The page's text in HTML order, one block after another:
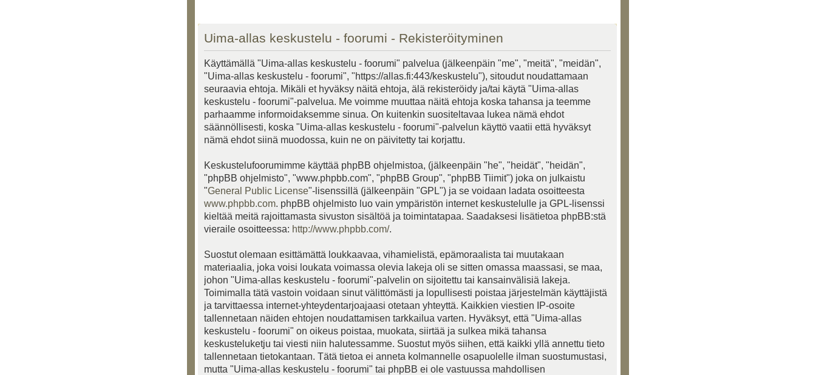
Uima-allas keskustelu - foorumi - Rekisteröityminen
Käyttämällä "Uima-allas keskustelu - foorumi" palvelua (jälkeenpäin "me", "meitä", "meidän",
"Uima-allas keskustelu - foorumi", "https://allas.fi:443/keskustelu"), sitoudut noudattamaan
seuraavia ehtoja. Mikäli et hyväksy näitä ehtoja, älä rekisteröidy ja/tai käytä "Uima-allas
keskustelu - foorumi"-palvelua. Me voimme muuttaa näitä ehtoja koska tahansa ja teemme
parhaamme informoidaksemme sinua. On kuitenkin suositeltavaa lukea nämä ehdot
säännöllisesti, koska "Uima-allas keskustelu - foorumi"-palvelun käyttö vaatii että hyväksyt
nämä ehdot siinä muodossa, kuin ne on päivitetty tai korjattu.
Keskustelufoorumimme käyttää phpBB ohjelmistoa, (jälkeenpäin "he", "heidät", "heidän",
"phpBB ohjelmisto", "www.phpbb.com", "phpBB Group", "phpBB Tiimit") joka on julkaistu
"General Public License"-lisenssillä (jälkeenpäin "GPL") ja se voidaan ladata osoitteesta
www.phpbb.com. phpBB ohjelmisto luo vain ympäristön internet keskustelulle ja GPL-lisenssi
kieltää meitä rajoittamasta sivuston sisältöä ja toimintatapaa. Saadaksesi lisätietoa phpBB:stä
vieraile osoitteessa: http://www.phpbb.com/.
Suostut olemaan esittämättä loukkaavaa, vihamielistä, epämoraalista tai muutakaan
materiaalia, joka voisi loukata voimassa olevia lakeja oli se sitten omassa maassasi, se maa,
johon "Uima-allas keskustelu - foorumi"-palvelin on sijoitettu tai kansainvälisiä lakeja.
Toimimalla tätä vastoin voidaan sinut välittömästi ja lopullisesti poistaa järjestelmän käyttäjistä
ja tarvittaessa internet-yhteydentarjoajaasi otetaan yhteyttä. Kaikkien viestien IP-osoite
tallennetaan näiden ehtojen noudattamisen tarkkailua varten. Hyväksyt, että "Uima-allas
keskustelu - foorumi" on oikeus poistaa, muokata, siirtää ja sulkea mikä tahansa
keskusteluketju tai viesti niin halutessamme. Suostut myös siihen, että kaikki yllä annettu tieto
tallennetaan tietokantaan. Tätä tietoa ei anneta kolmannelle osapuolelle ilman suostumustasi,
mutta "Uima-allas keskustelu - foorumi" tai phpBB ei ole vastuussa mahdollisen